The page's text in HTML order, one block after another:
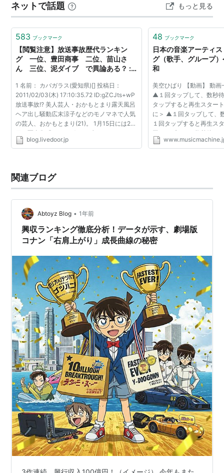
す。 いわゆる「走る系」は慌てる必要はあ…
ネットで話題 もっと見る
583 ブックマーク
【閲覧注意】放送事故歴代ランキン
グ 一位、豊田商事 二位、苗山さ
ん 三位、泥ダイブ で異論ある？ :
1 名前： カバガラス(愛知県)[] 投稿日：
2011/02/03(木) 17:10:35.72 ID:gZCJts+wP
放送事故!? 美人芸人・おかもとまり露天風呂
ヘア出し騒動広末涼子などのモノマネで人気
の芸人、おかもとまり(21)。 1月15日には2冊
目の写真集『もっとグレーゾーン～Honey
Moon～』の発売イベントで、 公称58センチ
blog.livedoor.jp
48 ブックマーク
日本の音楽アーティ
グ（歌手、グループ
和
美空ひばり 【動画】 動
▲１回タップして、数秒
タップすると再生スター
に＞ ▲１回タップして、
１回タップすると再生ス
回タップして、数秒待っ
プすると再生スタート
関連ブログ
Abtoyz Blog • 1年前
興収ランキング徹底分析！データが示す、劇場版
コナン「右肩上がり」成長曲線の秘密